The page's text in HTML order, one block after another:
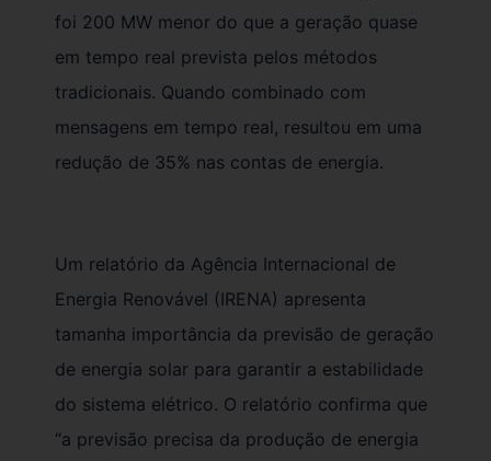
foi 200 MW menor do que a geração quase
em tempo real prevista pelos métodos
tradicionais. Quando combinado com
mensagens em tempo real, resultou em uma
redução de 35% nas contas de energia.
Um relatório da Agência Internacional de
Energia Renovável (IRENA) apresenta
tamanha importância da previsão de geração
de energia solar para garantir a estabilidade
do sistema elétrico. O relatório confirma que
“a previsão precisa da produção de energia